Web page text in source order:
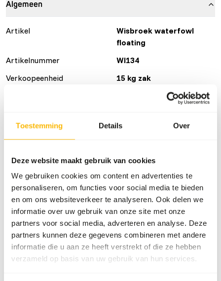
Toestemming Details Over
Deze website maakt gebruik van cookies
We gebruiken cookies om content en advertenties te
personaliseren, om functies voor social media te bieden
en om ons websiteverkeer te analyseren. Ook delen we
informatie over uw gebruik van onze site met onze
partners voor social media, adverteren en analyse. Deze
partners kunnen deze gegevens combineren met andere
informatie die u aan ze heeft verstrekt of die ze hebben
verzameld op basis van uw gebruik van hun services.
Algemeen
Artikel
Wisbroek waterfowl
floating
Artikelnummer
WI134
Verkoopeenheid
15 kg zak
Verwachte levertijd min.
52 dozen per pallet
Details
Merk
Wisbroek Quality Feed
Voedingsadvies
Ducks, geese and swans will never eat more than they